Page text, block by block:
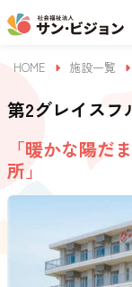
HOME 施設一覧
第2グレイスフ
「暖かな陽だ
所」